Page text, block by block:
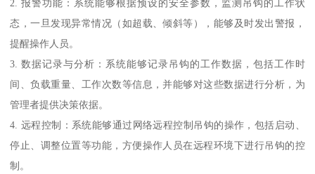
2. 报警功能：系统能够根据预设的安全参数，监测吊钩的工作状
态，一旦发现异常情况（如超载、倾斜等），能够及时发出警报，
提醒操作人员。
3. 数据记录与分析：系统能够记录吊钩的工作数据，包括工作时
间、负载重量、工作次数等信息，并能够对这些数据进行分析，为
管理者提供决策依据。
4. 远程控制：系统能够通过网络远程控制吊钩的操作，包括启动、
停止、调整位置等功能，方便操作人员在远程环境下进行吊钩的控
制。